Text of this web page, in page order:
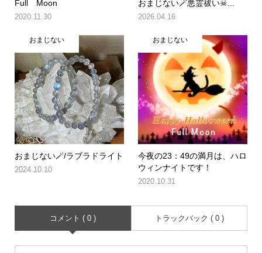
Full Moon
2020.11.30
おまじない🪄悪霊祓い☠...
2026.04.16
おまじない
おまじない🪄/ラブラドライト
2024.10.10
おまじない
今夜の23：49の満月は、ハロ
ウィンナイトです！
2020.10.31
コメント ( 0 ) トラックバック ( 0 )